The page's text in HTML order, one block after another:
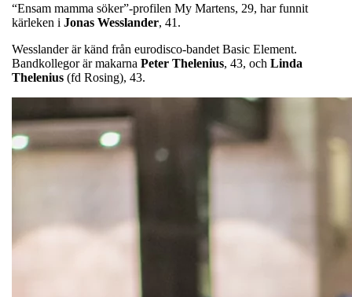
“Ensam mamma söker”-profilen My Martens, 29, har funnit
kärleken i Jonas Wesslander, 41.
Wesslander är känd från eurodisco-bandet Basic Element.
Bandkollegor är makarna Peter Thelenius, 43, och Linda
Thelenius (fd Rosing), 43.